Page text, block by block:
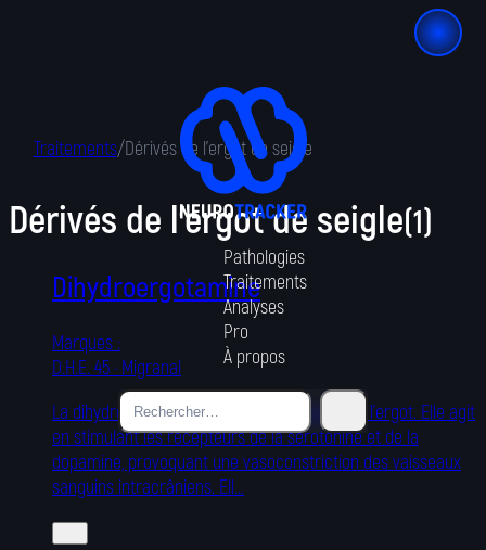
Pathologies
Traitements
Analyses
Pro
À propos
Traitements/Dérivés de l'ergot de seigle
Dérivés de l'ergot de seigle(1)
Dihydroergotamine
Marques :
D.H.E. 45 · Migranal
La dihydroergotamine (DHE) est un dérivé de l'ergot. Elle agit
en stimulant les récepteurs de la sérotonine et de la
dopamine, provoquant une vasoconstriction des vaisseaux
sanguins intracrâniens. Ell…